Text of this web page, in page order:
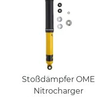
Stoßdämpfer OME
Nitrocharger